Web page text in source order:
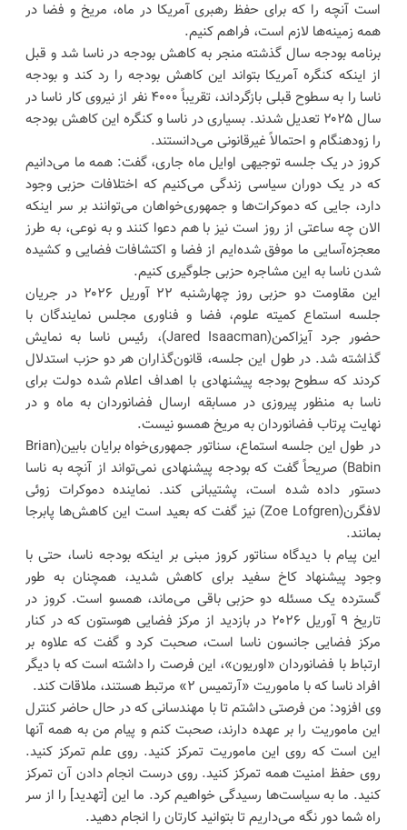
است آنچه را که برای حفظ رهبری آمریکا در ماه، مریخ و فضا در
همه زمینه‌ها لازم است، فراهم کنیم.
برنامه بودجه سال گذشته منجر به کاهش بودجه در ناسا شد و قبل
از اینکه کنگره آمریکا بتواند این کاهش بودجه را رد کند و بودجه
ناسا را ​​به سطوح قبلی بازگرداند، تقریباً ۴۰۰۰ نفر از نیروی کار ناسا در
سال ۲۰۲۵ تعدیل شدند. بسیاری در ناسا و کنگره این کاهش بودجه
را زودهنگام و احتمالاً غیرقانونی می‌دانستند.
کروز در یک جلسه توجیهی اوایل ماه جاری، گفت: همه ما می‌دانیم
که در یک دوران سیاسی زندگی می‌کنیم که اختلافات حزبی وجود
دارد، جایی که دموکرات‌ها و جمهوری‌خواهان می‌توانند بر سر اینکه
الان چه ساعتی از روز است نیز با هم دعوا کنند و به نوعی، به طرز
معجزه‌آسایی ما موفق شده‌ایم از فضا و اکتشافات فضایی و کشیده
شدن ناسا به این مشاجره حزبی جلوگیری کنیم.
این مقاومت دو حزبی روز چهارشنبه ۲۲ آوریل ۲۰۲۶ در جریان
جلسه استماع کمیته علوم، فضا و فناوری مجلس نمایندگان با
حضور جرد آیزاکمن(Jared Isaacman)، رئیس ناسا به نمایش
گذاشته شد. در طول این جلسه، قانون‌گذاران هر دو حزب استدلال
کردند که سطوح بودجه پیشنهادی با اهداف اعلام شده دولت برای
ناسا به منظور پیروزی در مسابقه ارسال فضانوردان به ماه و در
نهایت پرتاب فضانوردان به مریخ همسو نیست.
در طول این جلسه استماع، سناتور جمهوری‌خواه برایان بابین(Brian
Babin) صریحاً گفت که بودجه پیشنهادی نمی‌تواند از آنچه به ناسا
دستور داده شده است، پشتیبانی کند. نماینده دموکرات زوئی
لافگرن(Zoe Lofgren) نیز گفت که بعید است این کاهش‌ها پابرجا
بمانند.
این پیام با دیدگاه سناتور کروز مبنی بر اینکه بودجه ناسا، حتی با
وجود پیشنهاد کاخ سفید برای کاهش شدید، همچنان به طور
گسترده یک مسئله دو حزبی باقی می‌ماند، همسو است. کروز در
تاریخ ۹ آوریل ۲۰۲۶ در بازدید از مرکز فضایی هوستون که در کنار
مرکز فضایی جانسون ناسا است، صحبت کرد و گفت که علاوه بر
ارتباط با فضانوردان «اوریون»، این فرصت را داشته است که با دیگر
افراد ناسا که با ماموریت «آرتمیس ۲» مرتبط هستند، ملاقات کند.
وی افزود: من فرصتی داشتم تا با مهندسانی که در حال حاضر کنترل
این ماموریت را بر عهده دارند، صحبت کنم و پیام من به همه آنها
این است که روی این ماموریت تمرکز کنید. روی علم تمرکز کنید.
روی حفظ امنیت همه تمرکز کنید. روی درست انجام دادن آن تمرکز
کنید. ما به سیاست‌ها رسیدگی خواهیم کرد. ما این [تهدید] را از سر
راه شما دور نگه می‌داریم تا بتوانید کارتان را انجام دهید.